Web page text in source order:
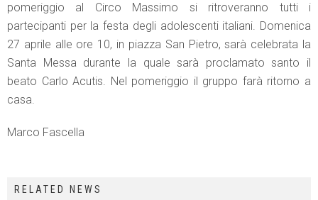
pomeriggio al Circo Massimo si ritroveranno tutti i
partecipanti per la festa degli adolescenti italiani. Domenica
27 aprile alle ore 10, in piazza San Pietro, sarà celebrata la
Santa Messa durante la quale sarà proclamato santo il
beato Carlo Acutis. Nel pomeriggio il gruppo farà ritorno a
casa.
Marco Fascella
RELATED NEWS